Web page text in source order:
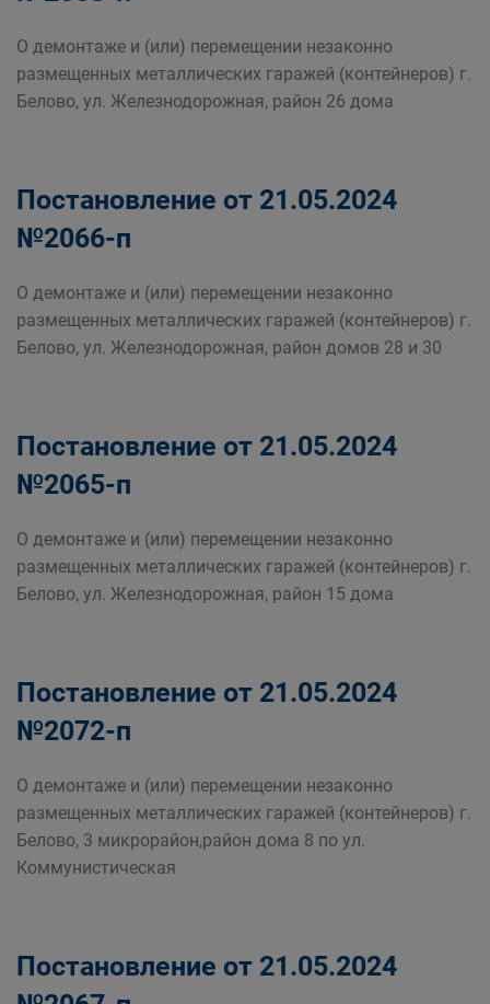
О демонтаже и (или) перемещении незаконно
размещенных металлических гаражей (контейнеров) г.
Белово, ул. Железнодорожная, район 26 дома
Постановление от 21.05.2024
№2066-п
О демонтаже и (или) перемещении незаконно
размещенных металлических гаражей (контейнеров) г.
Белово, ул. Железнодорожная, район домов 28 и 30
Постановление от 21.05.2024
№2065-п
О демонтаже и (или) перемещении незаконно
размещенных металлических гаражей (контейнеров) г.
Белово, ул. Железнодорожная, район 15 дома
Постановление от 21.05.2024
№2072-п
О демонтаже и (или) перемещении незаконно
размещенных металлических гаражей (контейнеров) г.
Белово, 3 микрорайон,район дома 8 по ул.
Коммунистическая
Постановление от 21.05.2024